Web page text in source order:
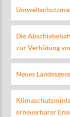
Die
zur Verhütung
Neues
erneuerbarer